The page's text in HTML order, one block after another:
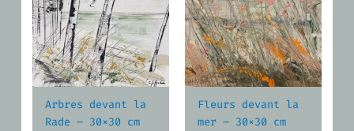
Arbres devant la
Rade – 30×30 cm
Fleurs devant la
mer – 30×30 cm